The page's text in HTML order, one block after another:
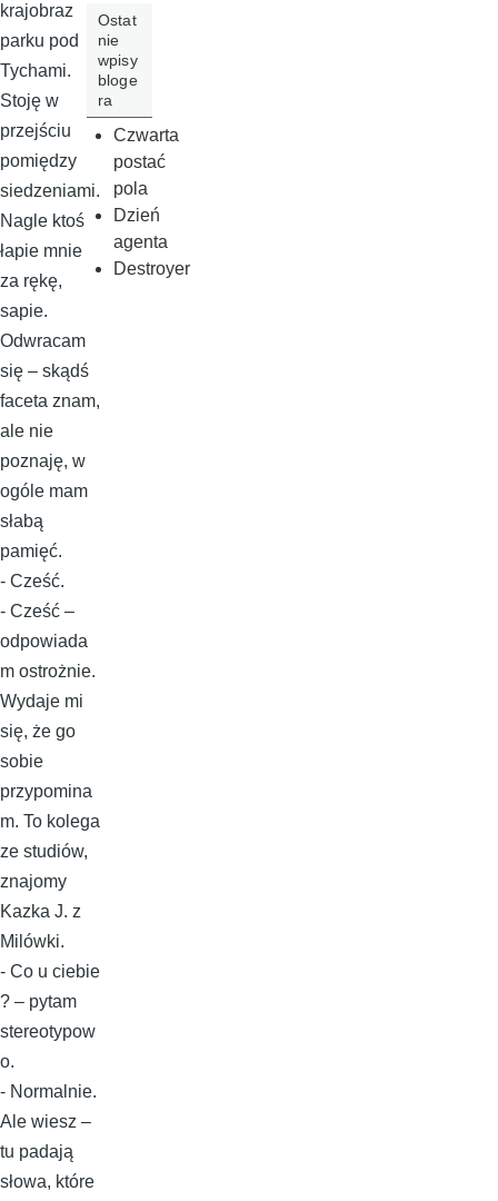
krajobraz
parku pod
Tychami.
Stoję w
przejściu
pomiędzy
siedzeniami.
Nagle ktoś
łapie mnie
za rękę,
sapie.
Odwracam
się – skądś
faceta znam,
ale nie
poznaję, w
ogóle mam
słabą
pamięć.
- Cześć.
- Cześć –
odpowiada
m ostrożnie.
Wydaje mi
się, że go
sobie
przypomina
m. To kolega
ze studiów,
znajomy
Kazka J. z
Milówki.
- Co u ciebie
? – pytam
stereotypow
o.
- Normalnie.
Ale wiesz –
tu padają
słowa, które
Ostat
nie
wpisy
bloge
ra
Czwarta
postać
pola
Dzień
agenta
Destroyer